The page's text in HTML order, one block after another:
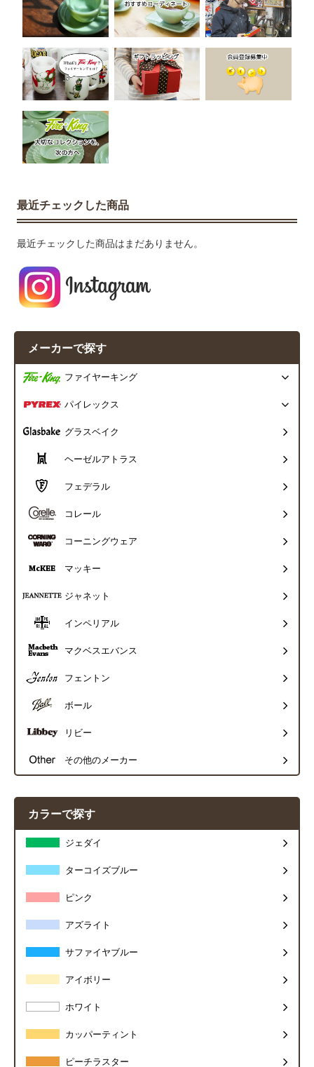
最近チェックした商品
最近チェックした商品はまだありません。
メーカーで探す
ファイヤーキング
パイレックス
グラスベイク
ヘーゼルアトラス
フェデラル
コレール
コーニングウェア
マッキー
ジャネット
インペリアル
マクベスエバンス
フェントン
ボール
リビー
その他のメーカー
カラーで探す
ジェダイ
ターコイズブルー
ピンク
アズライト
サファイヤブルー
アイボリー
ホワイト
カッパーティント
ピーチラスター